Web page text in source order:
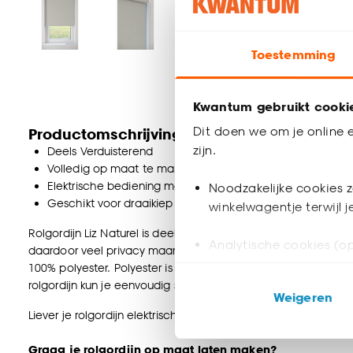
Toestemming
Kwantum gebruikt
Dit doen we om je online
zijn.
Noodzakelijke cookies
winkelwagentje terwijl
Analytische cookies
ook buiten de
Klik op ‘Ja, alles
Weigeren
Productomschrijving
Deels Verduisterend
Volledig op maat te maken
Elektrische bediening mogelijk
Geschikt voor draaikiep ramen
Rolgordijn Liz Naturel is deels verduisterend en heeft een
daardoor veel privacy maar maakt de kamer niet volledig
100% polyester. Polyester is een synthetische vezel,
rolgordijn kun je eenvoudig schoonmaken met een licht
Liever je rolgordijn elektrisch bedienen i.p.v. handmatig?
Graag je rolgordijn op maat laten maken?